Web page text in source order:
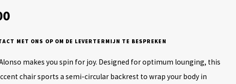
MET ONS OP OM DE LEVERTERMIJN TE BESPREKEN
makes you spin for joy. Designed for optimum lounging, this
chair sports a semi-circular backrest to wrap your body in